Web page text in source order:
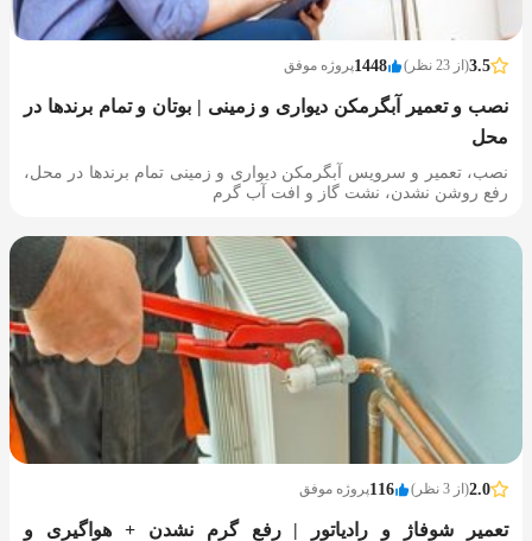
3.5(از 23 نظر) 1448پروژه موفق
نصب و تعمیر آبگرمکن دیواری و زمینی | بوتان و تمام برندها در
محل
نصب، تعمیر و سرویس آبگرمکن دیواری و زمینی تمام برندها در محل،
رفع روشن نشدن، نشت گاز و افت آب گرم
2.0(از 3 نظر) 116پروژه موفق
تعمیر شوفاژ و رادیاتور | رفع گرم نشدن + هواگیری و